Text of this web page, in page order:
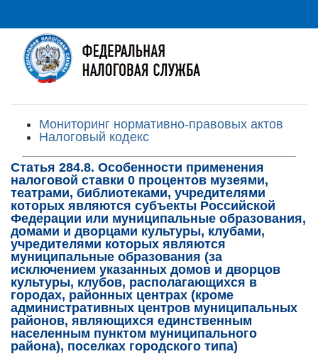
Мониторинг нормативно-правовых актов
Налоговый кодекс
Статья 284.8. Особенности применения
налоговой ставки 0 процентов музеями,
театрами, библиотеками, учредителями
которых являются субъекты Российской
Федерации или муниципальные образования,
домами и дворцами культуры, клубами,
учредителями которых являются
муниципальные образования (за
исключением указанных домов и дворцов
культуры, клубов, располагающихся в
городах, районных центрах (кроме
административных центров муниципальных
районов, являющихся единственным
населенным пунктом муниципального
района), поселках городского типа)